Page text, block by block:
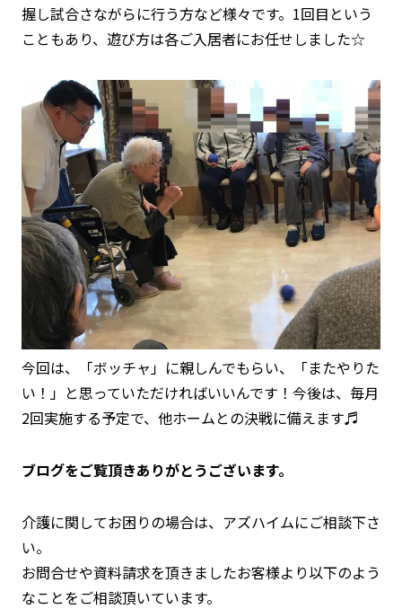
握し試合さながらに行う方など様々です。1回目という
こともあり、遊び方は各ご入居者にお任せしました☆
今回は、「ボッチャ」に親しんでもらい、「またやりた
い！」と思っていただければいいんです！今後は、毎月
2回実施する予定で、他ホームとの決戦に備えます♬
ブログをご覧頂きありがとうございます。
介護に関してお困りの場合は、アズハイムにご相談下さ
い。
お問合せや資料請求を頂きましたお客様より以下のよう
なことをご相談頂いています。